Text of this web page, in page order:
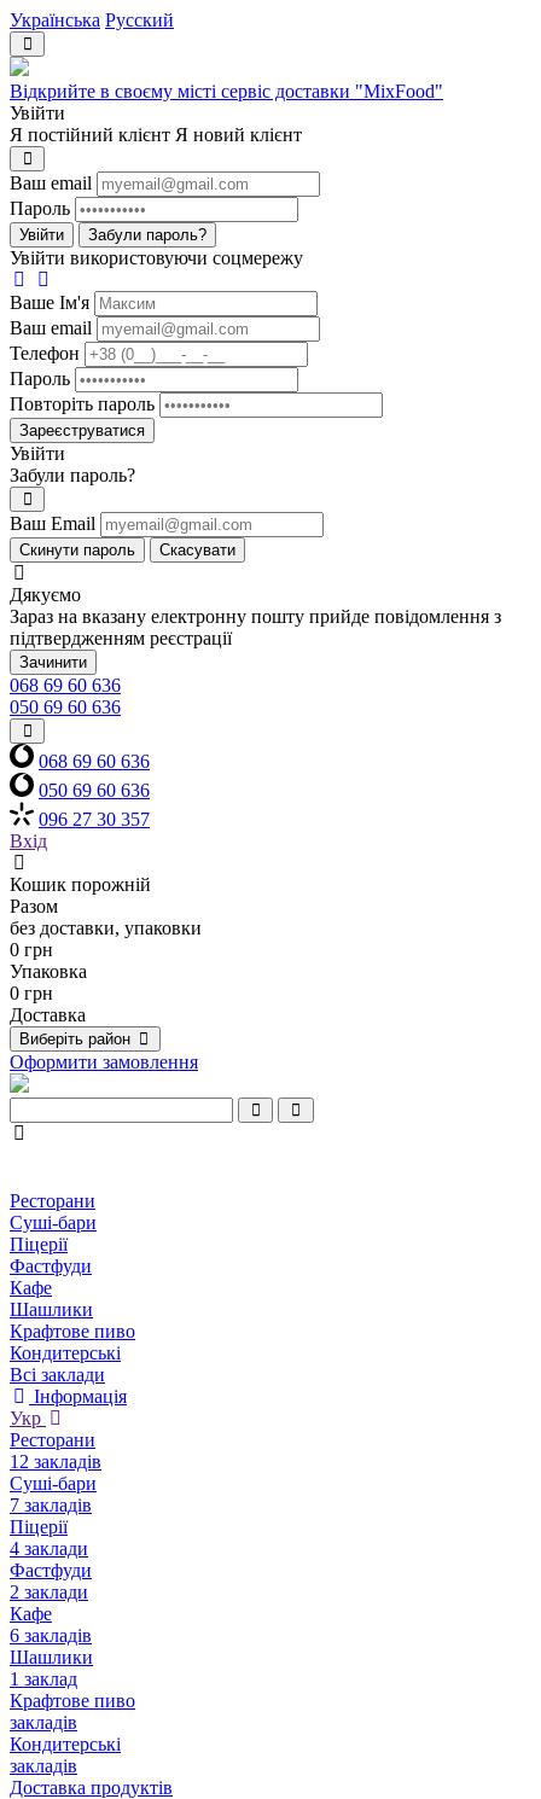
Українська Русский
Відкрийте в своєму місті сервіс доставки "MixFood"
Увійти
Я постійний клієнт Я новий клієнт
Ваш email
Пароль
Увійти Забули пароль?
Увійти використовуючи соцмережу
Ваше Iм'я
Ваш email
Телефон
Пароль
Повторіть пароль
Зареєструватися
Увійти
Забули пароль?
Ваш Email
Скинути пароль Скасувати
Дякуємо
Зараз на вказану електронну пошту прийде повідомлення з
підтвердженням реєстрації
Зачинити
068 69 60 636
050 69 60 636
068 69 60 636
050 69 60 636
096 27 30 357
Вхід
Кошик порожній
Разом
без доставки, упаковки
0 грн
Упаковка
0 грн
Доставка
Виберіть район
Оформити замовлення
Ресторани
Суші-бари
Піцерії
Фастфуди
Кафе
Шашлики
Крафтове пиво
Кондитерські
Всі заклади
Інформація
Укр
Ресторани
12 закладів
Суші-бари
7 закладів
Піцерії
4 заклади
Фастфуди
2 заклади
Кафе
6 закладів
Шашлики
1 заклад
Крафтове пиво
закладів
Кондитерські
закладів
Доставка продуктів